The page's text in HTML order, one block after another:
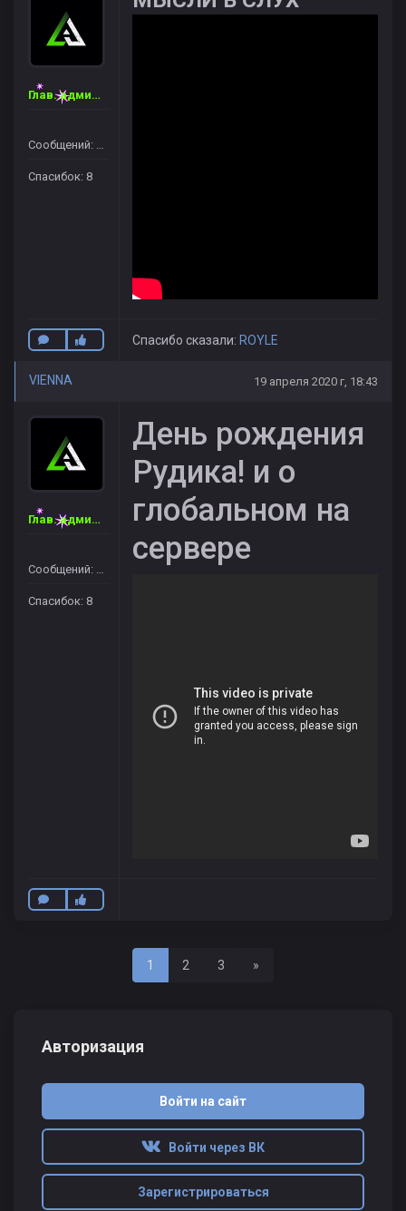
Глав. администратор
Сообщений: 46
Спасибок: 8
Спасибо сказали: ROYLE
VIENNA 19 апреля 2020 г, 18:43
Глав. администратор
Сообщений: 46
Спасибок: 8
День рождения
Рудика! и о
глобальном на
сервере
1 2 3 »
Авторизация
Войти на сайт
Войти через ВК
Зарегистрироваться